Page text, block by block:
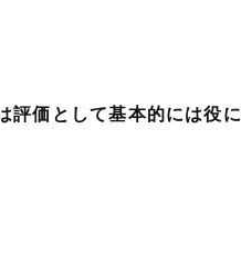
評価として基本的には役に